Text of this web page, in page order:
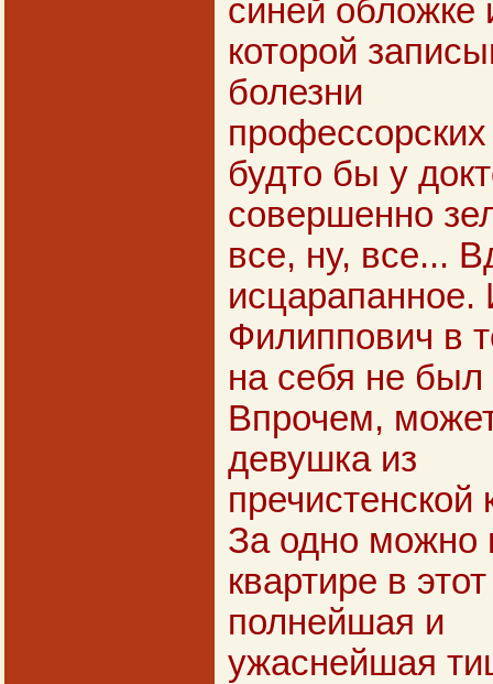
синей обложке
которой
болезни
будто бы у
совершенно
все, ну, все...
Филиппович в
на себя не
Впрочем,
девушка из
пречистенской
За одно можно
квартире в
полнейшая и
ужаснейшая